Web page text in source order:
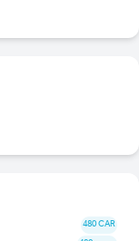
480 CAR